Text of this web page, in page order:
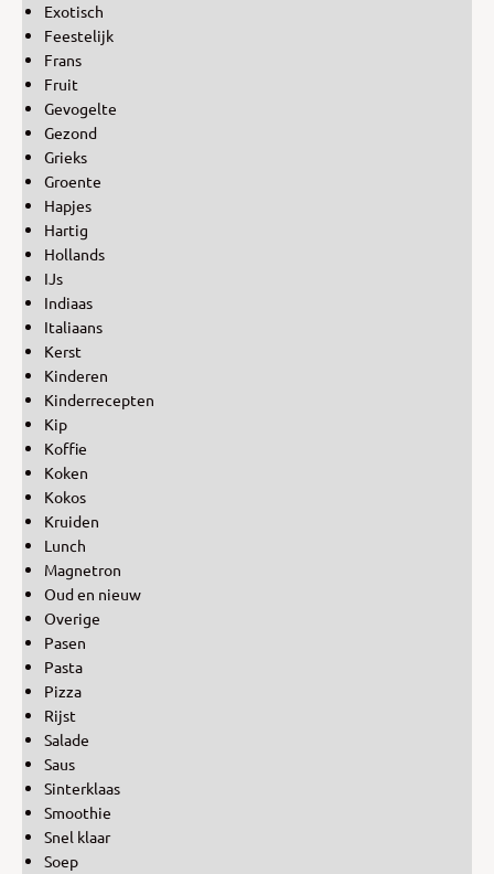
Exotisch
Feestelijk
Frans
Fruit
Gevogelte
Gezond
Grieks
Groente
Hapjes
Hartig
Hollands
IJs
Indiaas
Italiaans
Kerst
Kinderen
Kinderrecepten
Kip
Koffie
Koken
Kokos
Kruiden
Lunch
Magnetron
Oud en nieuw
Overige
Pasen
Pasta
Pizza
Rijst
Salade
Saus
Sinterklaas
Smoothie
Snel klaar
Soep